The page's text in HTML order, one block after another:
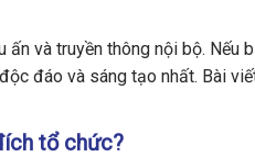
và truyền thông nội bộ. Nếu
đáo và sáng tạo nhất. Bài
tổ chức?